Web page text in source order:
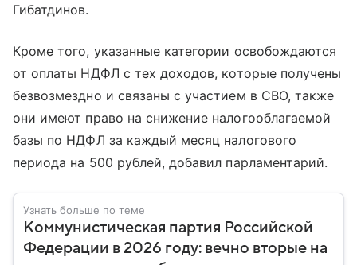
Гибатдинов.
Кроме того, указанные категории освобождаются
от оплаты НДФЛ с тех доходов, которые получены
безвозмездно и связаны с участием в СВО, также
они имеют право на снижение налогооблагаемой
базы по НДФЛ за каждый месяц налогового
периода на 500 рублей, добавил парламентарий.
Узнать больше по теме
Коммунистическая партия Российской
Федерации в 2026 году: вечно вторые на